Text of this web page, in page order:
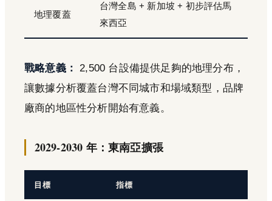
地理覆蓋
台灣全島 + 新加坡 + 初步評估馬
來西亞
戰略意義：
2,500 台設備提供足夠的地理分布，
讓數據分析覆蓋台灣不同城市和場域類型，品牌
廠商的地區性分析開始有意義。
2029-2030 年：東南亞擴張
目標 指標